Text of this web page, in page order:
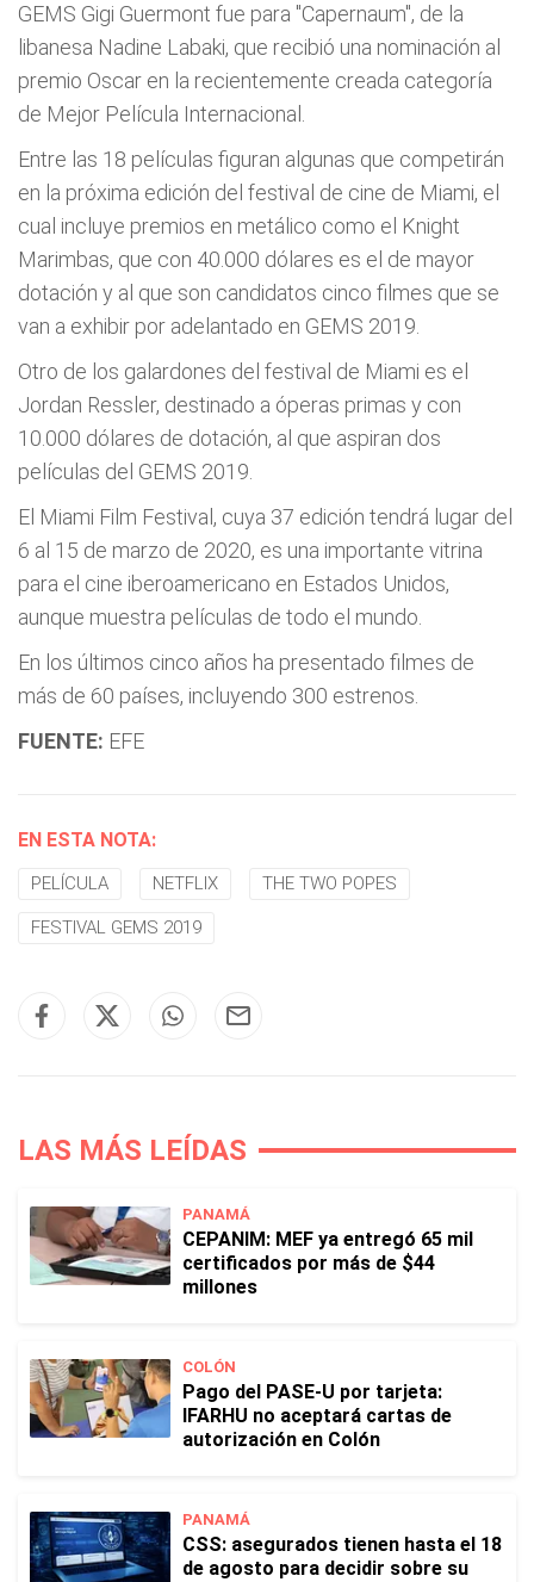
GEMS Gigi Guermont fue para "Capernaum", de la
libanesa Nadine Labaki, que recibió una nominación al
premio Oscar en la recientemente creada categoría
de Mejor Película Internacional.
Entre las 18 películas figuran algunas que competirán
en la próxima edición del festival de cine de Miami, el
cual incluye premios en metálico como el Knight
Marimbas, que con 40.000 dólares es el de mayor
dotación y al que son candidatos cinco filmes que se
van a exhibir por adelantado en GEMS 2019.
Otro de los galardones del festival de Miami es el
Jordan Ressler, destinado a óperas primas y con
10.000 dólares de dotación, al que aspiran dos
películas del GEMS 2019.
El Miami Film Festival, cuya 37 edición tendrá lugar del
6 al 15 de marzo de 2020, es una importante vitrina
para el cine iberoamericano en Estados Unidos,
aunque muestra películas de todo el mundo.
En los últimos cinco años ha presentado filmes de
más de 60 países, incluyendo 300 estrenos.
FUENTE: EFE
EN ESTA NOTA:
PELÍCULA NETFLIX THE TWO POPES
FESTIVAL GEMS 2019
LAS MÁS LEÍDAS
PANAMÁ
CEPANIM: MEF ya entregó 65 mil
certificados por más de $44
millones
COLÓN
Pago del PASE-U por tarjeta:
IFARHU no aceptará cartas de
autorización en Colón
PANAMÁ
CSS: asegurados tienen hasta el 18
de agosto para decidir sobre su